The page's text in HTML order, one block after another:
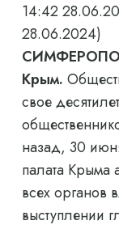
14:42
28.06.2024)
Крым.
свое
назад, 30
палата Крыма
всех органов
выступлении